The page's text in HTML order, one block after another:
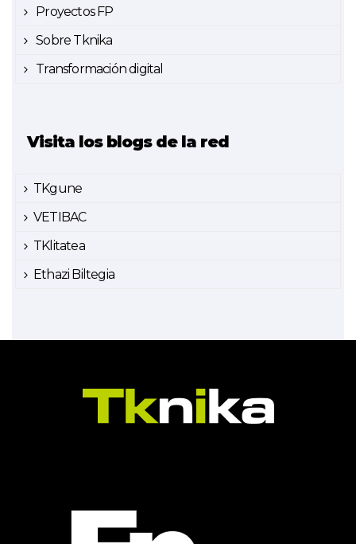
Proyectos FP
Sobre Tknika
Transformación digital
Visita los blogs de la red
TKgune
VETIBAC
TKlitatea
Ethazi Biltegia